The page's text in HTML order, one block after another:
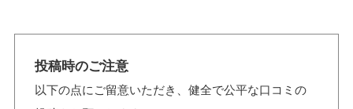
投稿時のご注意
以下の点にご留意いただき、健全で公平な口コミの